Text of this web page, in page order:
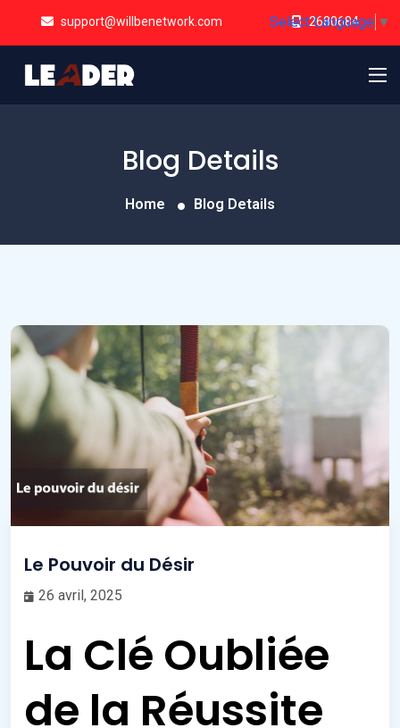
support@willbenetwork.com 2680684
Select Language ▼
Blog Details
Home Blog Details
Le Pouvoir du Désir
26 avril, 2025
La Clé Oubliée
de la Réussite